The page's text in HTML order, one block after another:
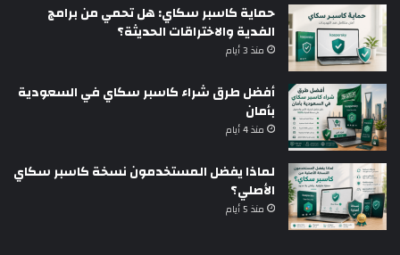
حماية كاسبر سكاي: هل تحمي من برامج
الفدية والاختراقات الحديثة؟
منذ 3 أيام
أفضل طرق شراء كاسبر سكاي في السعودية
بأمان
منذ 4 أيام
لماذا يفضل المستخدمون نسخة كاسبر سكاي
الأصلي؟
منذ 5 أيام